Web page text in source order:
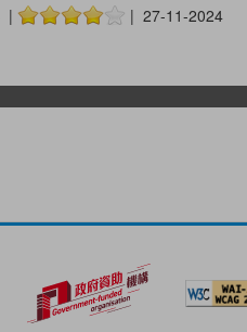
| | 27-11-2024